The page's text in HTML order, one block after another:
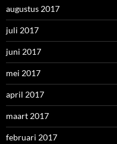
augustus 2017
juli 2017
juni 2017
mei 2017
april 2017
maart 2017
februari 2017